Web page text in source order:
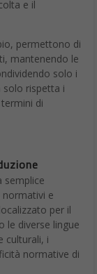
e il
permettono di
mantenendo le
solo i
solo rispetta i
di
semplice
e
per il
le diverse lingue
culturali, i
normative di